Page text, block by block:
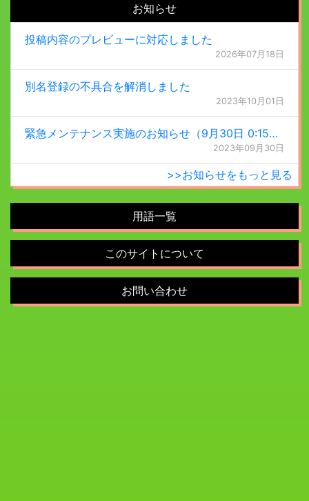
お知らせ
投稿内容のプレビューに対応しました
2026年07月18日
別名登録の不具合を解消しました
2023年10月01日
緊急メンテナンス実施のお知らせ（9月30日 0:15更新）
2023年09月30日
>>お知らせをもっと見る
用語一覧
このサイトについて
お問い合わせ